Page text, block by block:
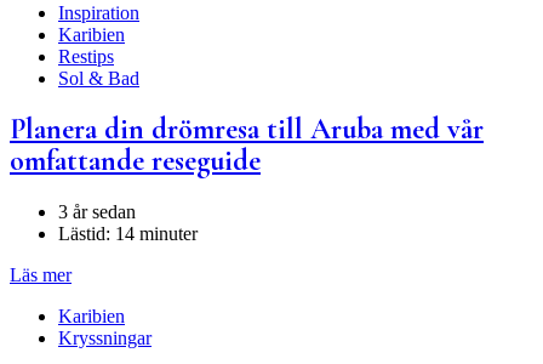
Inspiration
Karibien
Restips
Sol & Bad
Planera din drömresa till Aruba med vår
omfattande reseguide
3 år sedan
Lästid: 14 minuter
Läs mer
Karibien
Kryssningar